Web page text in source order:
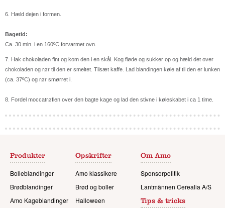
6. Hæld dejen i formen.
Bagetid:
Ca. 30 min. i en 160ºC forvarmet ovn.
7. Hak chokoladen fint og kom den i en skål. Kog fløde og sukker op og hæld det over
chokoladen og rør til den er smeltet. Tilsæt kaffe. Lad blandingen køle af til den er lunken
(ca. 37ºC) og rør smørret i.
8. Fordel moccatrøflen over den bagte kage og lad den stivne i køleskabet i ca 1 time.
Produkter
Bolleblandinger
Brødblandinger
Amo Kageblandinger
Opskrifter
Amo klassikere
Brød og boller
Halloween
Om Amo
Sponsorpolitik
Lantmännen Cerealia A/S
Tips & tricks